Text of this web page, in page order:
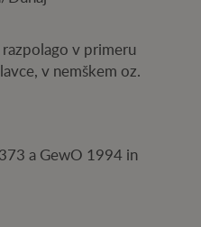
v primeru
v nemškem oz.
a GewO 1994 in